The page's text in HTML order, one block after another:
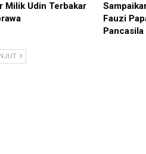
Milik Udin Terbakar
Fauzi
Pancasila